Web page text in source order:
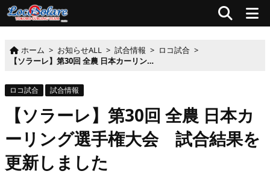
ホーム > お知らせALL > 試合情報 > ロコ試合 >
【ソラーレ】第30回 全農 日本カーリング選手権大会 試合結果を更新しました
ロコ試合 試合情報
【ソラーレ】第30回 全農 日本カ
ーリング選手権大会 試合結果を
更新しました